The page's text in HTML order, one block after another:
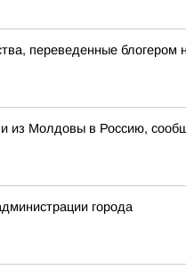
переведенные блогером
из Молдовы в Россию,
города